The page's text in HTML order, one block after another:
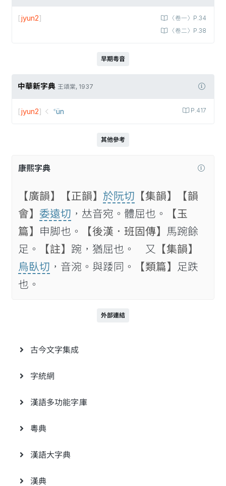
〈卷一〉P.34
〈卷二〉P.38
[jyun2]
早期粵音
中華新字典 王頌棠, 1937
P.417
[jyun2] ꜂ün
其他參考
康熙字典
【廣韻】 【正韻】 於阮切 【集韻】
【韻
會】 委遠切 ，𠀤音宛。體屈也。
【玉
篇】 申脚也。 【後漢．班固傳】 馬踠餘
足。
【註】 踠，猶屈也。 又
【集韻】
烏臥切 ，音涴。與踒同。 【類篇】 足跌
也。
外部連結
古今文字集成
字統網
漢語多功能字庫
粵典
漢語大字典
漢典